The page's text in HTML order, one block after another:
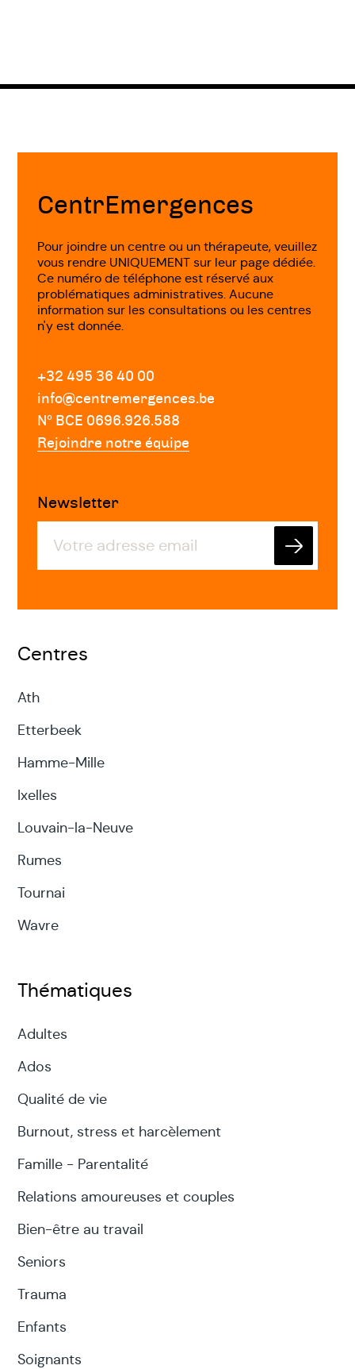
Fin
CentrEmergences
Pour joindre un centre ou un thérapeute, veuillez
vous rendre UNIQUEMENT sur leur page dédiée.
Ce numéro de téléphone est réservé aux
problématiques administratives. Aucune
information sur les consultations ou les centres
n'y est donnée.
+32 495 36 40 00
info@centremergences.be
Nº BCE 0696.926.588
Rejoindre notre équipe
Newsletter
Centres
Ath
Etterbeek
Hamme-Mille
Ixelles
Louvain-la-Neuve
Rumes
Tournai
Wavre
Thématiques
Adultes
Ados
Qualité de vie
Burnout, stress et harcèlement
Famille - Parentalité
Relations amoureuses et couples
Bien-être au travail
Seniors
Trauma
Enfants
Soignants